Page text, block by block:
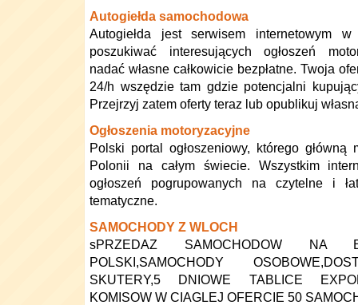
Autogiełda samochodowa
Autogiełda jest serwisem internetowym
poszukiwać interesujących ogłoszeń
nadać własne całkowicie bezpłatne. Twoja
24/h wszędzie tam gdzie potencjalni
Przejrzyj zatem oferty teraz lub opublikuj
Ogłoszenia motoryzacyjne
Polski portal ogłoszeniowy, którego
Polonii na całym świecie. Wszystkim
ogłoszeń pogrupowanych na czytelne i
tematyczne.
SAMOCHODY Z WLOCH
sPRZEDAZ SAMOCHODOW NA
POLSKI,SAMOCHODY
SKUTERY,5 DNIOWE TABLICE
KOMISOW W CIAGLEJ OFERCIE 50